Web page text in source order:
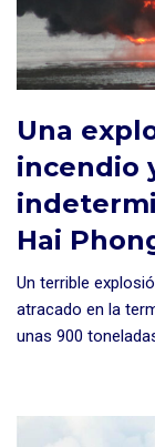
Una
incendio
Hai
Un terrible
atracado en la
unas 900